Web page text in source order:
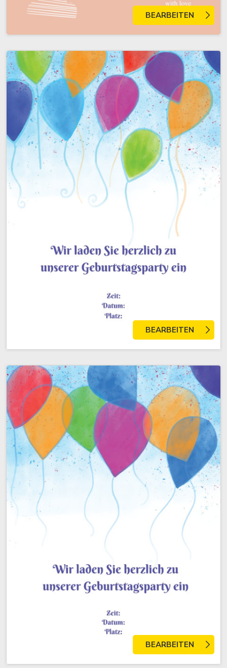
BEARBEITEN
BEARBEITEN
BEARBEITEN